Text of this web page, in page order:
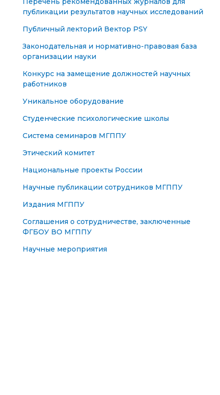
публикации результатов научных исследований
Публичный лекторий Вектор PSY
Законодательная и нормативно-правовая база
организации науки
Конкурс на замещение должностей научных
работников
Уникальное оборудование
Студенческие психологические школы
Система семинаров МГППУ
Этический комитет
Национальные проекты России
Научные публикации сотрудников МГППУ
Издания МГППУ
Соглашения о сотрудничестве, заключенные
ФГБОУ ВО МГППУ
Научные мероприятия